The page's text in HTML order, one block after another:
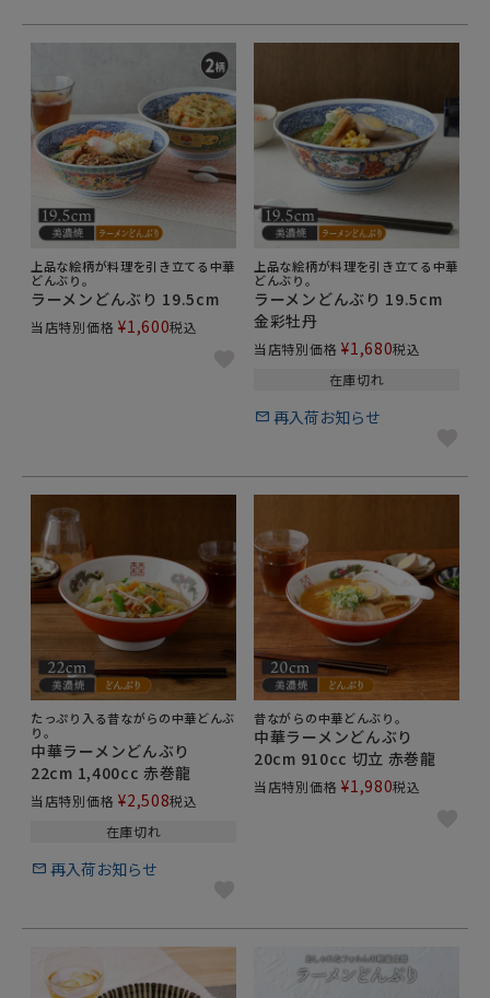
上品な絵柄が料理を引き立てる中華
どんぶり。
ラーメンどんぶり 19.5cm
当店特別価格 ¥1,600税込
上品な絵柄が料理を引き立てる中華
どんぶり。
ラーメンどんぶり 19.5cm
金彩牡丹
当店特別価格 ¥1,680税込
在庫切れ
再入荷お知らせ
たっぷり入る昔ながらの中華どんぶ
り。
中華ラーメンどんぶり
22cm 1,400cc 赤巻龍
当店特別価格 ¥2,508税込
在庫切れ
再入荷お知らせ
昔ながらの中華どんぶり。
中華ラーメンどんぶり
20cm 910cc 切立 赤巻龍
当店特別価格 ¥1,980税込